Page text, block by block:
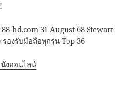
hd.com 31 August 68 Stewart
องรับมือถือทุกรุ่น Top 36
งออนไลน์